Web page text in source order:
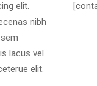
elit.
nibh
lacus vel
elit.